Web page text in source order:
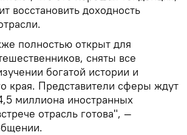
восстановить доходность
полностью открыт для
сняты все
богатой истории и
края. Представители сферы ждут
миллиона иностранных
отрасль готова", —